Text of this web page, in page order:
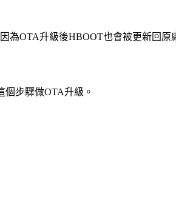
為OTA升級後HBOOT也會被更新回原
步驟做OTA升級。